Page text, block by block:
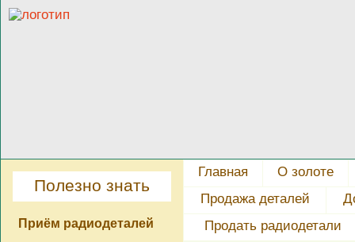
Главная
О золоте
Продажа деталей
Продать радиодетали
Полезно знать
Приём радиодеталей